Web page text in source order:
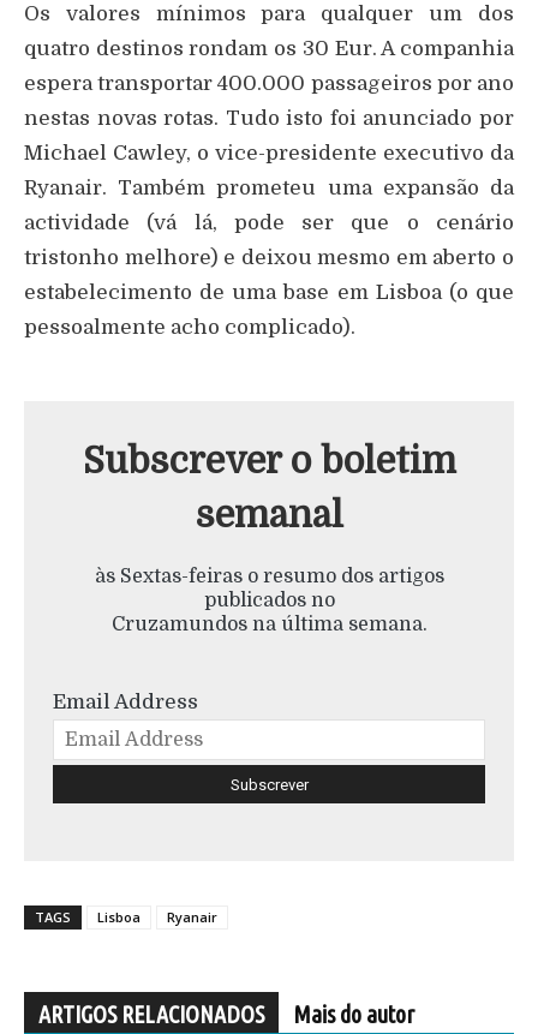
Os valores mínimos para qualquer um dos
quatro destinos rondam os 30 Eur. A companhia
espera transportar 400.000 passageiros por ano
nestas novas rotas. Tudo isto foi anunciado por
Michael Cawley, o vice-presidente executivo da
Ryanair. Também prometeu uma expansão da
actividade (vá lá, pode ser que o cenário
tristonho melhore) e deixou mesmo em aberto o
estabelecimento de uma base em Lisboa (o que
pessoalmente acho complicado).
Subscrever o boletim
semanal
às Sextas-feiras o resumo dos artigos
publicados no
Cruzamundos na última semana.
Email Address
TAGS Lisboa Ryanair
ARTIGOS RELACIONADOS Mais do autor